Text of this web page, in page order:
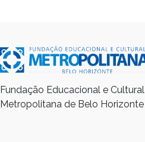
Fundação Educacional e Cultural
Metropolitana de Belo Horizonte